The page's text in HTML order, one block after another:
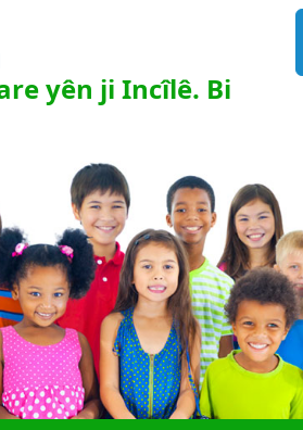
yên ji Incîlê. Bi